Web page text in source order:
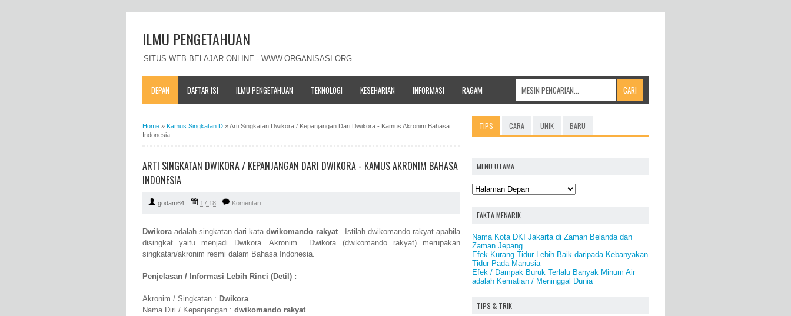
ILMU PENGETAHUAN
SITUS WEB BELAJAR ONLINE - WWW.ORGANISASI.ORG
DEPAN DAFTAR ISI ILMU PENGETAHUAN TEKNOLOGI KESEHARIAN INFORMASI RAGAM
Home » Kamus Singkatan D »Arti Singkatan Dwikora / Kepanjangan Dari Dwikora - Kamus Akronim Bahasa
Indonesia
ARTI SINGKATAN DWIKORA / KEPANJANGAN DARI DWIKORA - KAMUS AKRONIM BAHASA
INDONESIA
godam64 17:18 Komentari
Dwikoraadalah singkatan dari katadwikomando rakyat. Istilah dwikomando rakyat apabila
disingkat yaitu menjadi Dwikora. Akronim Dwikora (dwikomando rakyat) merupakan
singkatan/akronim resmi dalam Bahasa Indonesia.
Penjelasan / Informasi Lebih Rinci (Detil) :
Akronim / Singkatan : Dwikora
Nama Diri / Kepanjangan : dwikomando rakyat
TIPS CARA UNIK BARU
MENU UTAMA
FAKTA MENARIK
Nama Kota DKI Jakarta di Zaman Belanda dan
Zaman Jepang
Efek Kurang Tidur Lebih Baik daripada Kebanyakan
Tidur Pada Manusia
Efek / Dampak Buruk Terlalu Banyak Minum Air
adalah Kematian / Meninggal Dunia
TIPS & TRIK